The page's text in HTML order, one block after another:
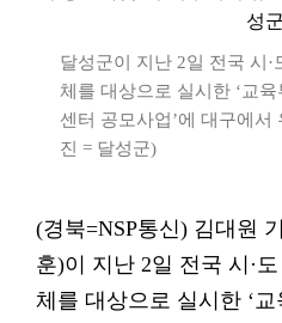
달성군이 지난 2일 전국 시
체를 대상으로 실시한 ‘교
센터 공모사업’에 대구에서
진 = 달성군)
(경북=NSP통신) 김대원
훈)이 지난 2일 전국 시·
체를 대상으로 실시한 ‘